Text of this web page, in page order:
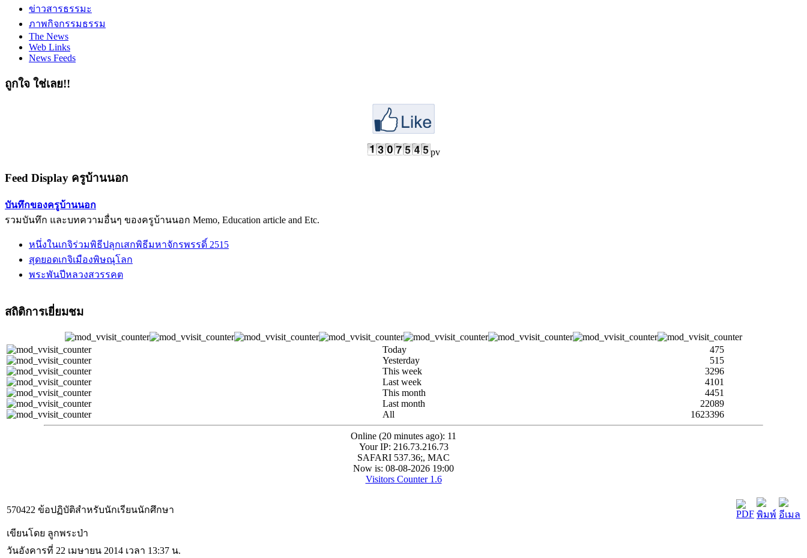
ข่าวสารธรรมะ
ภาพกิจกรรมธรรม
The News
Web Links
News Feeds
ถูกใจ ใช่เลย!!
pv
Feed Display ครูบ้านนอก
บันทึกของครูบ้านนอก
รวมบันทึก และบทความอื่นๆ ของครูบ้านนอก Memo, Education article and Etc.
หนึ่งในเกจิร่วมพิธีปลุกเสกพิธีมหาจักรพรรดิ์ 2515
สุดยอดเกจิเมืองพิษณุโลก
พระพันปีหลวงสวรรคต
สถิติการเยี่ยมชม
Today
475
Yesterday
515
This week
3296
Last week
4101
This month
4451
Last month
22089
All
1623396
Online (20 minutes ago): 11
Your IP: 216.73.216.73
SAFARI 537.36;, MAC
Now is: 08-08-2026 19:00
Visitors Counter 1.6
570422 ข้อปฏิบัติสำหรับนักเรียนนักศึกษา
เขียนโดย ลูกพระป่า
วันอังคารที่ 22 เมษายน 2014 เวลา 13:37 น.